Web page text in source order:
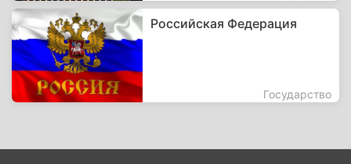
Российская Федерация
Государство